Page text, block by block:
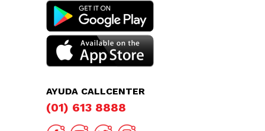
AYUDA CALLCENTER
(01) 613 8888